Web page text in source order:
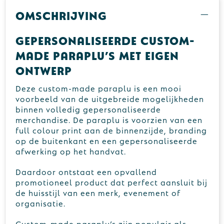
Omschrijving
Gepersonaliseerde custom-
made paraplu’s met eigen
ontwerp
Deze custom-made paraplu is een mooi
voorbeeld van de uitgebreide mogelijkheden
binnen volledig gepersonaliseerde
merchandise. De paraplu is voorzien van een
full colour print aan de binnenzijde, branding
op de buitenkant en een gepersonaliseerde
afwerking op het handvat.
Daardoor ontstaat een opvallend
promotioneel product dat perfect aansluit bij
de huisstijl van een merk, evenement of
organisatie.